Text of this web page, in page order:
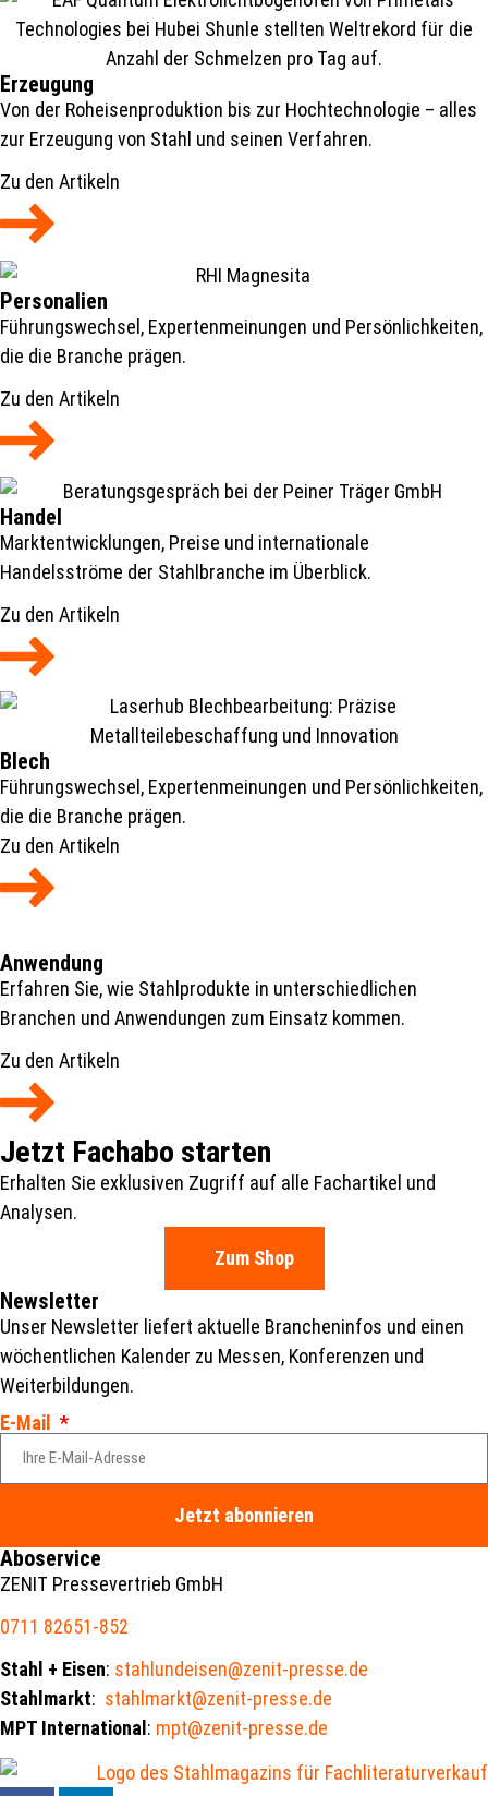
Erzeugung
Von der Roheisenproduktion bis zur Hochtechnologie – alles
zur Erzeugung von Stahl und seinen Verfahren.
Zu den Artikeln
Personalien
Führungswechsel, Expertenmeinungen und Persönlichkeiten,
die die Branche prägen.
Zu den Artikeln
Handel
Marktentwicklungen, Preise und internationale
Handelsströme der Stahlbranche im Überblick.
Zu den Artikeln
Blech
Führungswechsel, Expertenmeinungen und Persönlichkeiten,
die die Branche prägen.
Zu den Artikeln
Anwendung
Erfahren Sie, wie Stahlprodukte in unterschiedlichen
Branchen und Anwendungen zum Einsatz kommen.
Zu den Artikeln
Jetzt Fachabo starten
Erhalten Sie exklusiven Zugriff auf alle Fachartikel und
Analysen.
Zum Shop
Newsletter
Unser Newsletter liefert aktuelle Brancheninfos und einen
wöchentlichen Kalender zu Messen, Konferenzen und
Weiterbildungen.
E-Mail
Jetzt abonnieren
Aboservice
ZENIT Pressevertrieb GmbH
0711 82651-852
Stahl + Eisen: stahlundeisen@zenit-presse.de
Stahlmarkt: stahlmarkt@zenit-presse.de
MPT International : mpt@zenit-presse.de